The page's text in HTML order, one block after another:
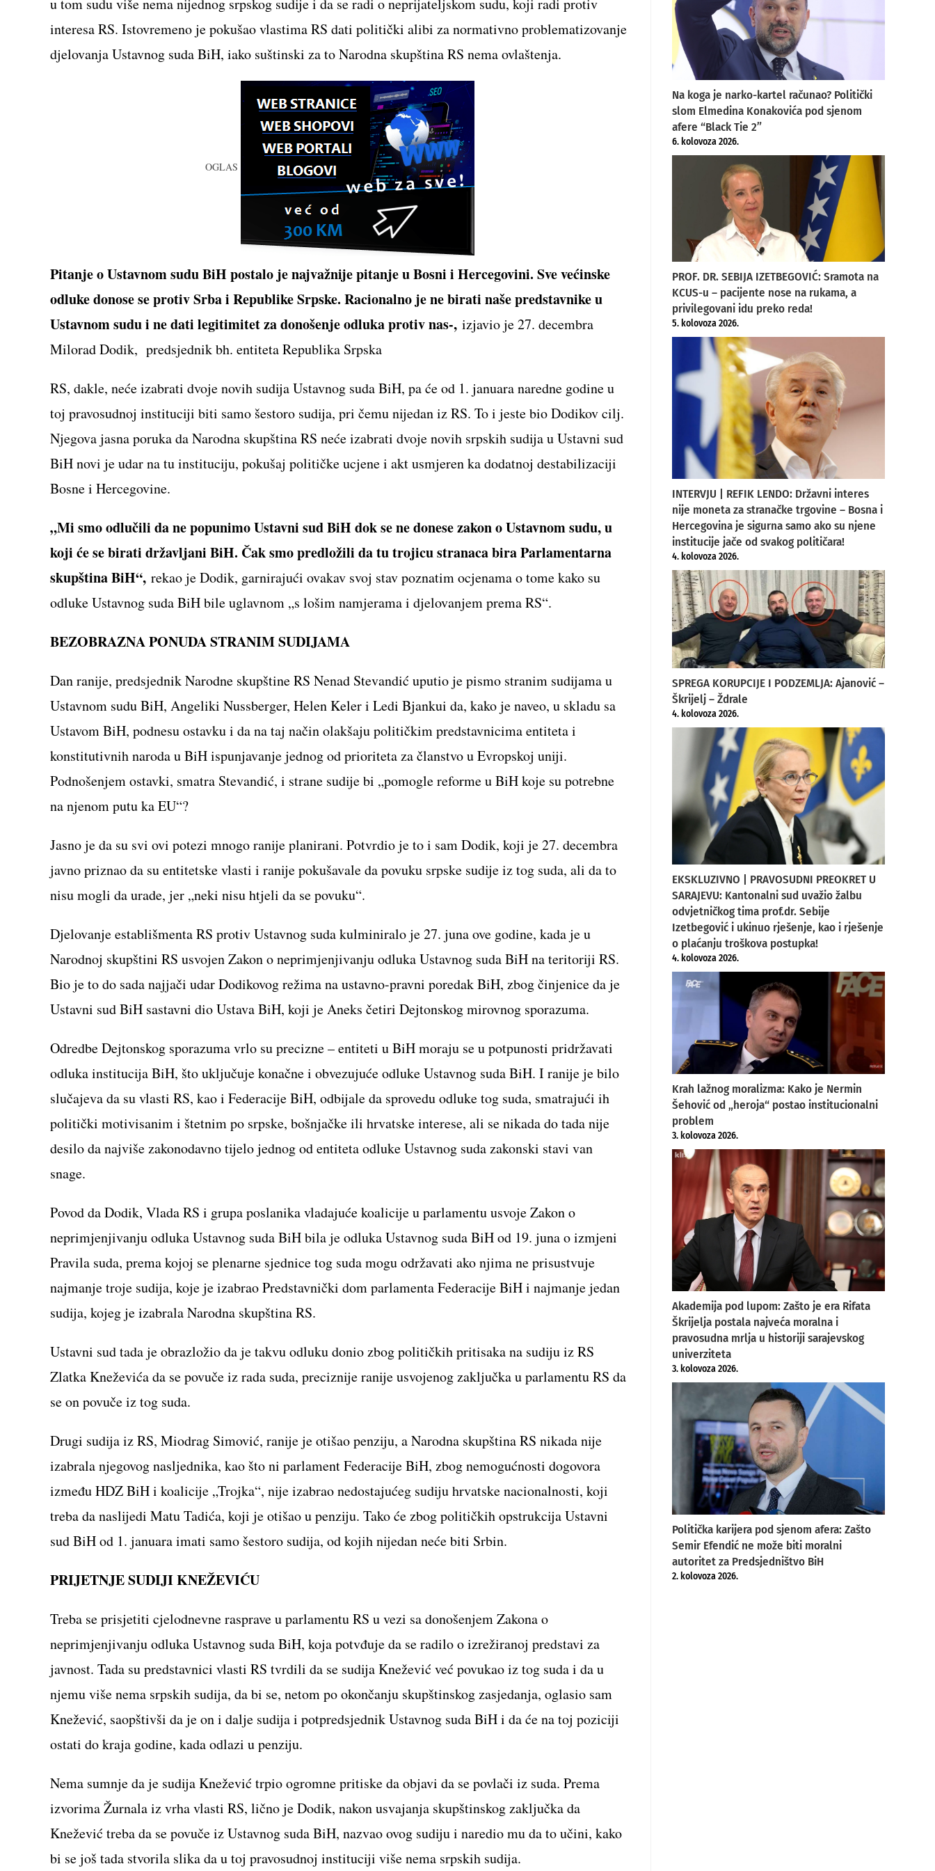
interesa RS. Istovremeno je pokušao vlastima RS dati politički alibi za normativno problematizovanje
djelovanja Ustavnog suda BiH, iako suštinski za to Narodna skupština RS nema ovlaštenja.
OGLAS
Pitanje o Ustavnom sudu BiH postalo je najvažnije pitanje u Bosni i Hercegovini. Sve većinske
odluke donose se protiv Srba i Republike Srpske. Racionalno je ne birati naše predstavnike u
Ustavnom sudu i ne dati legitimitet za donošenje odluka protiv nas-, izjavio je 27. decembra
Milorad Dodik, predsjednik bh. entiteta Republika Srpska
RS, dakle, neće izabrati dvoje novih sudija Ustavnog suda BiH, pa će od 1. januara naredne godine u
toj pravosudnoj instituciji biti samo šestoro sudija, pri čemu nijedan iz RS. To i jeste bio Dodikov cilj.
Njegova jasna poruka da Narodna skupština RS neće izabrati dvoje novih srpskih sudija u Ustavni sud
BiH novi je udar na tu instituciju, pokušaj političke ucjene i akt usmjeren ka dodatnoj destabilizaciji
Bosne i Hercegovine.
„Mi smo odlučili da ne popunimo Ustavni sud BiH dok se ne donese zakon o Ustavnom sudu, u
koji će se birati državljani BiH. Čak smo predložili da tu trojicu stranaca bira Parlamentarna
skupština BiH“, rekao je Dodik, garnirajući ovakav svoj stav poznatim ocjenama o tome kako su
odluke Ustavnog suda BiH bile uglavnom „s lošim namjerama i djelovanjem prema RS“.
BEZOBRAZNA PONUDA STRANIM SUDIJAMA
Dan ranije, predsjednik Narodne skupštine RS Nenad Stevandić uputio je pismo stranim sudijama u
Ustavnom sudu BiH, Angeliki Nussberger, Helen Keler i Ledi Bjankui da, kako je naveo, u skladu sa
Ustavom BiH, podnesu ostavku i da na taj način olakšaju političkim predstavnicima entiteta i
konstitutivnih naroda u BiH ispunjavanje jednog od prioriteta za članstvo u Evropskoj uniji.
Podnošenjem ostavki, smatra Stevandić, i strane sudije bi „pomogle reforme u BiH koje su potrebne
na njenom putu ka EU“?
Jasno je da su svi ovi potezi mnogo ranije planirani. Potvrdio je to i sam Dodik, koji je 27. decembra
javno priznao da su entitetske vlasti i ranije pokušavale da povuku srpske sudije iz tog suda, ali da to
nisu mogli da urade, jer „neki nisu htjeli da se povuku“.
Djelovanje establišmenta RS protiv Ustavnog suda kulminiralo je 27. juna ove godine, kada je u
Narodnoj skupštini RS usvojen Zakon o neprimjenjivanju odluka Ustavnog suda BiH na teritoriji RS.
Bio je to do sada najjači udar Dodikovog režima na ustavno-pravni poredak BiH, zbog činjenice da je
Ustavni sud BiH sastavni dio Ustava BiH, koji je Aneks četiri Dejtonskog mirovnog sporazuma.
Odredbe Dejtonskog sporazuma vrlo su precizne – entiteti u BiH moraju se u potpunosti pridržavati
odluka institucija BiH, što uključuje konačne i obvezujuće odluke Ustavnog suda BiH. I ranije je bilo
slučajeva da su vlasti RS, kao i Federacije BiH, odbijale da sprovedu odluke tog suda, smatrajući ih
politički motivisanim i štetnim po srpske, bošnjačke ili hrvatske interese, ali se nikada do tada nije
desilo da najviše zakonodavno tijelo jednog od entiteta odluke Ustavnog suda zakonski stavi van
snage.
Povod da Dodik, Vlada RS i grupa poslanika vladajuće koalicije u parlamentu usvoje Zakon o
neprimjenjivanju odluka Ustavnog suda BiH bila je odluka Ustavnog suda BiH od 19. juna o izmjeni
Pravila suda, prema kojoj se plenarne sjednice tog suda mogu održavati ako njima ne prisustvuje
najmanje troje sudija, koje je izabrao Predstavnički dom parlamenta Federacije BiH i najmanje jedan
sudija, kojeg je izabrala Narodna skupština RS.
Ustavni sud tada je obrazložio da je takvu odluku donio zbog političkih pritisaka na sudiju iz RS
Zlatka Kneževića da se povuče iz rada suda, preciznije ranije usvojenog zaključka u parlamentu RS da
se on povuče iz tog suda.
Drugi sudija iz RS, Miodrag Simović, ranije je otišao penziju, a Narodna skupština RS nikada nije
izabrala njegovog nasljednika, kao što ni parlament Federacije BiH, zbog nemogućnosti dogovora
između HDZ BiH i koalicije „Trojka“, nije izabrao nedostajućeg sudiju hrvatske nacionalnosti, koji
treba da naslijedi Matu Tadića, koji je otišao u penziju. Tako će zbog političkih opstrukcija Ustavni
sud BiH od 1. januara imati samo šestoro sudija, od kojih nijedan neće biti Srbin.
PRIJETNJE SUDIJI KNEŽEVIĆU
Treba se prisjetiti cjelodnevne rasprave u parlamentu RS u vezi sa donošenjem Zakona o
neprimjenjivanju odluka Ustavnog suda BiH, koja potvđuje da se radilo o izrežiranoj predstavi za
javnost. Tada su predstavnici vlasti RS tvrdili da se sudija Knežević već povukao iz tog suda i da u
njemu više nema srpskih sudija, da bi se, netom po okončanju skupštinskog zasjedanja, oglasio sam
Knežević, saopštivši da je on i dalje sudija i potpredsjednik Ustavnog suda BiH i da će na toj poziciji
ostati do kraja godine, kada odlazi u penziju.
Nema sumnje da je sudija Knežević trpio ogromne pritiske da objavi da se povlači iz suda. Prema
izvorima Žurnala iz vrha vlasti RS, lično je Dodik, nakon usvajanja skupštinskog zaključka da
Knežević treba da se povuče iz Ustavnog suda BiH, nazvao ovog sudiju i naredio mu da to učini, kako
bi se još tada stvorila slika da u toj pravosudnoj instituciji više nema srpskih sudija.
Na koga je narko-kartel računao? Politički
slom Elmedina Konakovića pod sjenom
afere “Black Tie 2”
6. kolovoza 2026.
PROF. DR. SEBIJA IZETBEGOVIĆ: Sramota na
KCUS-u – pacijente nose na rukama, a
privilegovani idu preko reda!
5. kolovoza 2026.
INTERVJU | REFIK LENDO: Državni interes
nije moneta za stranačke trgovine – Bosna i
Hercegovina je sigurna samo ako su njene
institucije jače od svakog političara!
4. kolovoza 2026.
SPREGA KORUPCIJE I PODZEMLJA: Ajanović –
Škrijelj – Ždrale
4. kolovoza 2026.
EKSKLUZIVNO | PRAVOSUDNI PREOKRET U
SARAJEVU: Kantonalni sud uvažio žalbu
odvjetničkog tima prof.dr. Sebije
Izetbegović i ukinuo rješenje, kao i rješenje
o plaćanju troškova postupka!
4. kolovoza 2026.
Krah lažnog moralizma: Kako je Nermin
Šehović od „heroja“ postao institucionalni
problem
3. kolovoza 2026.
Akademija pod lupom: Zašto je era Rifata
Škrijelja postala najveća moralna i
pravosudna mrlja u historiji sarajevskog
univerziteta
3. kolovoza 2026.
Politička karijera pod sjenom afera: Zašto
Semir Efendić ne može biti moralni
autoritet za Predsjedništvo BiH
2. kolovoza 2026.